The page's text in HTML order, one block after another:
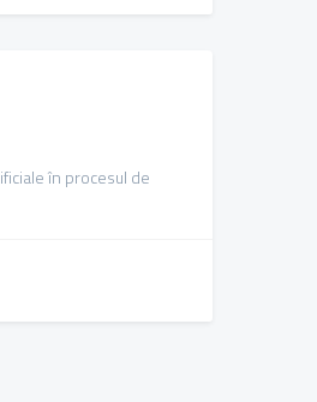
în procesul de